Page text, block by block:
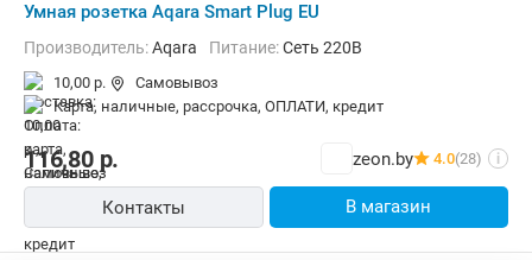
Умная розетка Aqara Smart Plug EU
Производитель:Aqara Питание:Сеть 220В
10,00 р.
Самовывоз
карта, наличные, рассрочка, ОПЛАТИ, кредит
116,80р. zeon.by 4.0(28) i
Контакты В магазин